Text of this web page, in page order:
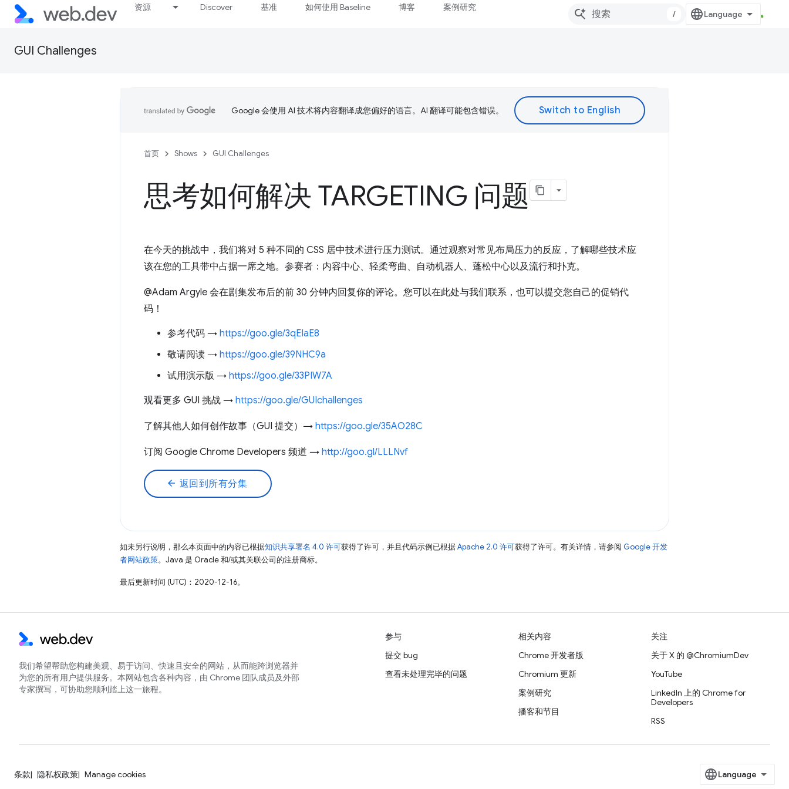
资源 Discover 基准 如何使用 Baseline 博客 案例研究
/
GUI Challenges
Google 会使用 AI 技术将内容翻译成您偏好的语言。AI 翻译可能包含错误。
首页 Shows GUI Challenges
思考如何解决 TARGETING 问题
在今天的挑战中，我们将对 5 种不同的 CSS 居中技术进行压力测试。通过观察对常见布局压力的反应，了解哪些技术应
该在您的工具带中占据一席之地。参赛者：内容中心、轻柔弯曲、自动机器人、蓬松中心以及流行和扑克。
@Adam Argyle 会在剧集发布后的前 30 分钟内回复你的评论。您可以在此处与我们联系，也可以提交您自己的促销代
码！
参考代码 → https://goo.gle/3qEIaE8
敬请阅读 → https://goo.gle/39NHC9a
试用演示版 → https://goo.gle/33PIW7A
观看更多 GUI 挑战 → https://goo.gle/GUIchallenges
了解其他人如何创作故事（GUI 提交）→ https://goo.gle/35AO28C
订阅 Google Chrome Developers 频道 → http://goo.gl/LLLNvf
arrow_back 返回到所有分集
如未另行说明，那么本页面中的内容已根据知识共享署名 4.0 许可获得了许可，并且代码示例已根据Apache 2.0 许可获得了许可。有关详情，请参阅 Google 开发
者网站政策。Java 是 Oracle 和/或其关联公司的注册商标。
最后更新时间 (UTC)：2020-12-16。
我们希望帮助您构建美观、易于访问、快速且安全的网站，从而能跨浏览器并
为您的所有用户提供服务。本网站包含各种内容，由 Chrome 团队成员及外部
专家撰写，可协助您顺利踏上这一旅程。
参与
提交 bug
查看未处理完毕的问题
相关内容
Chrome 开发者版
Chromium 更新
案例研究
播客和节目
关注
关于 X 的 @ChromiumDev
YouTube
LinkedIn 上的 Chrome for
Developers
RSS
条款 隐私权政策 Manage cookies